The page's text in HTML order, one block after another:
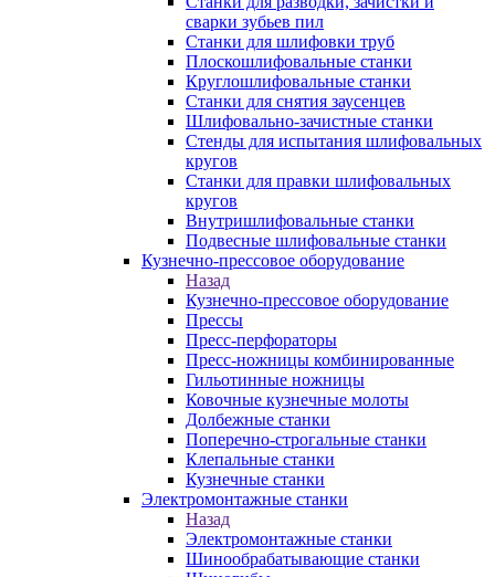
сварки зубьев пил
Станки для шлифовки труб
Плоскошлифовальные станки
Круглошлифовальные станки
Станки для снятия заусенцев
Шлифовально-зачистные станки
Стенды для испытания шлифовальных
кругов
Станки для правки шлифовальных
кругов
Внутришлифовальные станки
Подвесные шлифовальные станки
Кузнечно-прессовое оборудование
Назад
Кузнечно-прессовое оборудование
Прессы
Пресс-перфораторы
Пресс-ножницы комбинированные
Гильотинные ножницы
Ковочные кузнечные молоты
Долбежные станки
Поперечно-строгальные станки
Клепальные станки
Кузнечные станки
Электромонтажные станки
Назад
Электромонтажные станки
Шинообрабатывающие станки